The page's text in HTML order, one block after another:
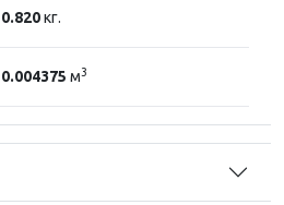
0.820кг.
0.004375 м3